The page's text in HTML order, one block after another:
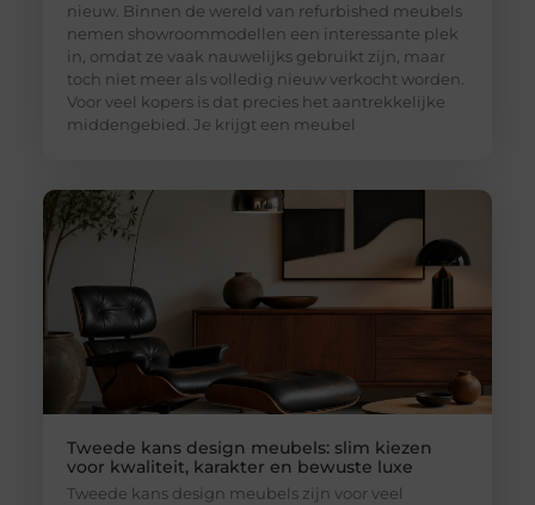
nieuw. Binnen de wereld van refurbished meubels
nemen showroommodellen een interessante plek
in, omdat ze vaak nauwelijks gebruikt zijn, maar
toch niet meer als volledig nieuw verkocht worden.
Voor veel kopers is dat precies het aantrekkelijke
middengebied. Je krijgt een meubel
Tweede kans design meubels: slim kiezen
voor kwaliteit, karakter en bewuste luxe
Tweede kans design meubels zijn voor veel